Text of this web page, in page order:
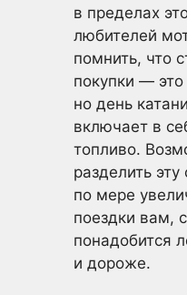
в пределах
любителей
помнить, что
покупки —
но день
включает в
топливо.
разделить
по мере
поездки вам,
понадобится
и дороже.